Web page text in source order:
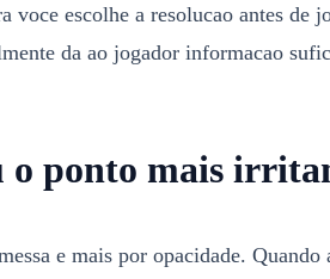
voce escolhe a resolucao antes de
da ao jogador informacao
o ponto mais
e mais por opacidade.